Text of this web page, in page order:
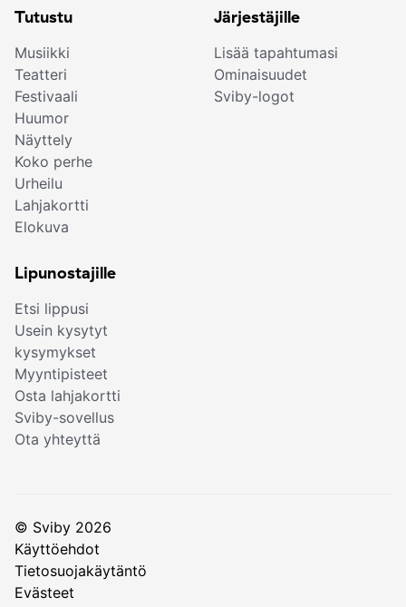
Tutustu
Musiikki
Teatteri
Festivaali
Huumor
Näyttely
Koko perhe
Urheilu
Lahjakortti
Elokuva
Järjestäjille
Lisää tapahtumasi
Ominaisuudet
Sviby-logot
Lipunostajille
Etsi lippusi
Usein kysytyt
kysymykset
Myyntipisteet
Osta lahjakortti
Sviby-sovellus
Ota yhteyttä
© Sviby 2026
Käyttöehdot
Tietosuojakäytäntö
Evästeet